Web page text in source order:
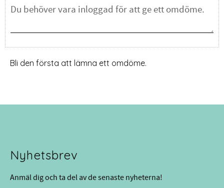
Bli den första att lämna ett omdöme.
Nyhetsbrev
Anmäl dig och ta del av de senaste nyheterna!